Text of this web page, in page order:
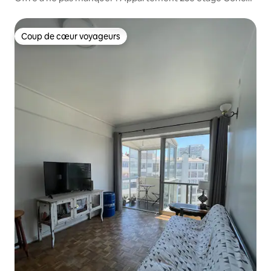
Coup de cœur voyageurs
Coup de cœur voyageurs